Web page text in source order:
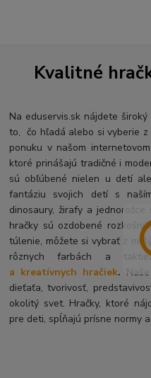
Kvalitné
Na eduservis.sk nájdete
to, čo hľadá alebo si vyberie z
ponuku v našom
ktoré prinášajú tradičné i
sú obľúbené nielen u detí
fantáziu svojich detí s
dinosaury, žirafy a
hračky sú ozdobené
túlenie, môžete si vybrať z
rôznych farbách a
a kreatívnych hračiek.
dieťaťa, tvorivosť,
okolitý svet. Hračky, ktoré
pre deti, spĺňajú prísne normy